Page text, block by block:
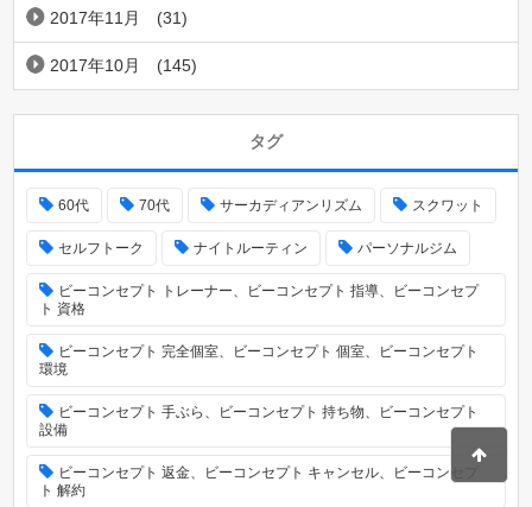
2017年11月 (31)
2017年10月 (145)
タグ
60代 70代 サーカディアンリズム スクワット
セルフトーク ナイトルーティン パーソナルジム
ビーコンセプト トレーナー、ビーコンセプト 指導、ビーコンセプ
ト 資格
ビーコンセプト 完全個室、ビーコンセプト 個室、ビーコンセプト
環境
ビーコンセプト 手ぶら、ビーコンセプト 持ち物、ビーコンセプト
設備
ビーコンセプト 返金、ビーコンセプト キャンセル、ビーコンセプ
ト 解約